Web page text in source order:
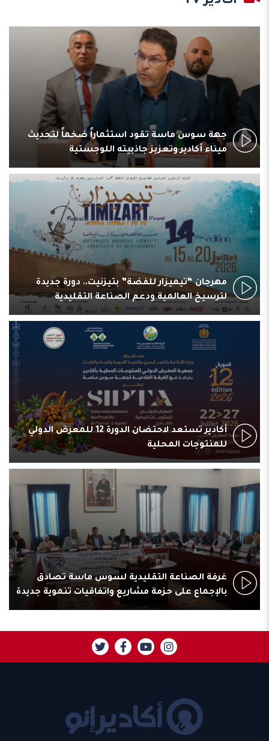
جهة سوس ماسة تقود استثماراً ضخماً لتحديث
ميناء أكادير وتعزيز جاذبيته اللوجستية
مهرجان “تيميزار للفضة” بتيزنيت.. دورة جديدة
لترسيخ العالمية ودعم الصناعة التقليدية
أكادير تستعد لاحتضان الدورة 12 للمعرض الدولي
للمنتوجات المحلية
غرفة الصناعة التقليدية لسوس ماسة تصادق
بالإجماع على حزمة مشاريع واتفاقيات تنموية جديدة